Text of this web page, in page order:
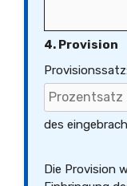
4. Provision
des
Die Provision